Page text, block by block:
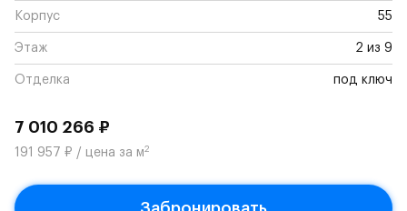
Корпус 55
Этаж 2 из 9
Отделка под ключ
7 010 266 ₽
191 957 ₽ / цена за м2